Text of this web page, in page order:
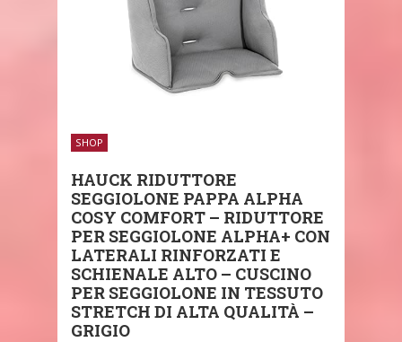
SHOP
HAUCK RIDUTTORE
SEGGIOLONE PAPPA ALPHA
COSY COMFORT – RIDUTTORE
PER SEGGIOLONE ALPHA+ CON
LATERALI RINFORZATI E
SCHIENALE ALTO – CUSCINO
PER SEGGIOLONE IN TESSUTO
STRETCH DI ALTA QUALITÀ –
GRIGIO